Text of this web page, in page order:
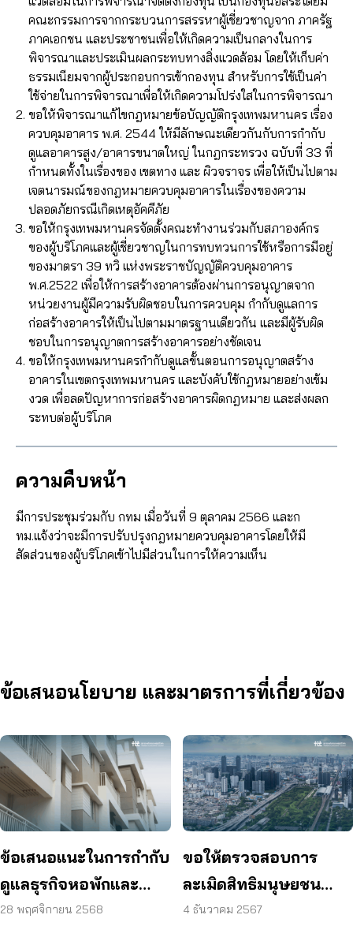
คณะกรรมการจากกระบวนการสรรหาผู้เชี่ยวชาญจาก ภาครัฐ
ภาคเอกชน และประชาชนเพื่อให้เกิดความเป็นกลางในการ
พิจารณาและประเมินผลกระทบทางสิ่งแวดล้อม โดยให้เก็บค่า
ธรรมเนียมจากผู้ประกอบการเข้ากองทุน สำหรับการใช้เป็นค่า
ใช้จ่ายในการพิจารณาเพื่อให้เกิดความโปร่งใสในการพิจารณา
ขอให้พิจารณาแก้ไขกฎหมายข้อบัญญัติกรุงเทพมหานคร เรื่อง
ควบคุมอาคาร พ.ศ. 2544 ให้มีลักษณะเดียวกันกับการกำกับ
ดูแลอาคารสูง/อาคารขนาดใหญ่ ในกฎกระทรวง ฉบับที่ 33 ที่
กำหนดทั้งในเรื่องของ เขตทาง และ ผิวจราจร เพื่อให้เป็นไปตาม
เจตนารมณ์ของกฎหมายควบคุมอาคารในเรื่องของความ
ปลอดภัยกรณีเกิดเหตุอัคคีภัย
ขอให้กรุงเทพมหานครจัดตั้งคณะทำงานร่วมกับสภาองค์กร
ของผู้บริโภคและผู้เชี่ยวชาญในการทบทวนการใช้หรือการมีอยู่
ของมาตรา 39 ทวิ แห่งพระราชบัญญัติควบคุมอาคาร
พ.ศ.2522 เพื่อให้การสร้างอาคารต้องผ่านการอนุญาตจาก
หน่วยงานผู้มีความรับผิดชอบในการควบคุม กำกับดูแลการ
ก่อสร้างอาคารให้เป็นไปตามมาตรฐานเดียวกัน และมีผู้รับผิด
ชอบในการอนุญาตการสร้างอาคารอย่างชัดเจน
ขอให้กรุงเทพมหานครกำกับดูแลขั้นตอนการอนุญาตสร้าง
อาคารในเขตกรุงเทพมหานคร และบังคับใช้กฎหมายอย่างเข้ม
งวด เพื่อลดปัญหาการก่อสร้างอาคารผิดกฎหมาย และส่งผลก
ระทบต่อผู้บริโภค
ความคืบหน้า
มีการประชุมร่วมกับ กทม เมื่อวันที่ 9 ตุลาคม 2566 และก
ทม.แจ้งว่าจะมีการปรับปรุงกฎหมายควบคุมอาคารโดยให้มี
สัดส่วนของผู้บริโภคเข้าไปมีส่วนในการให้ความเห็น
ข้อเสนอนโยบาย และมาตรการที่เกี่ยวข้อง
ข้อเสนอแนะในการกำกับ
ดูแลธุรกิจหอพักและ
อาคารเช่าเพื่อการอยู่
28 พฤศจิกายน 2568
ขอให้ตรวจสอบการ
ละเมิดสิทธิมนุษยชน
กรณีกระบวนการวาง
4 ธันวาคม 2567